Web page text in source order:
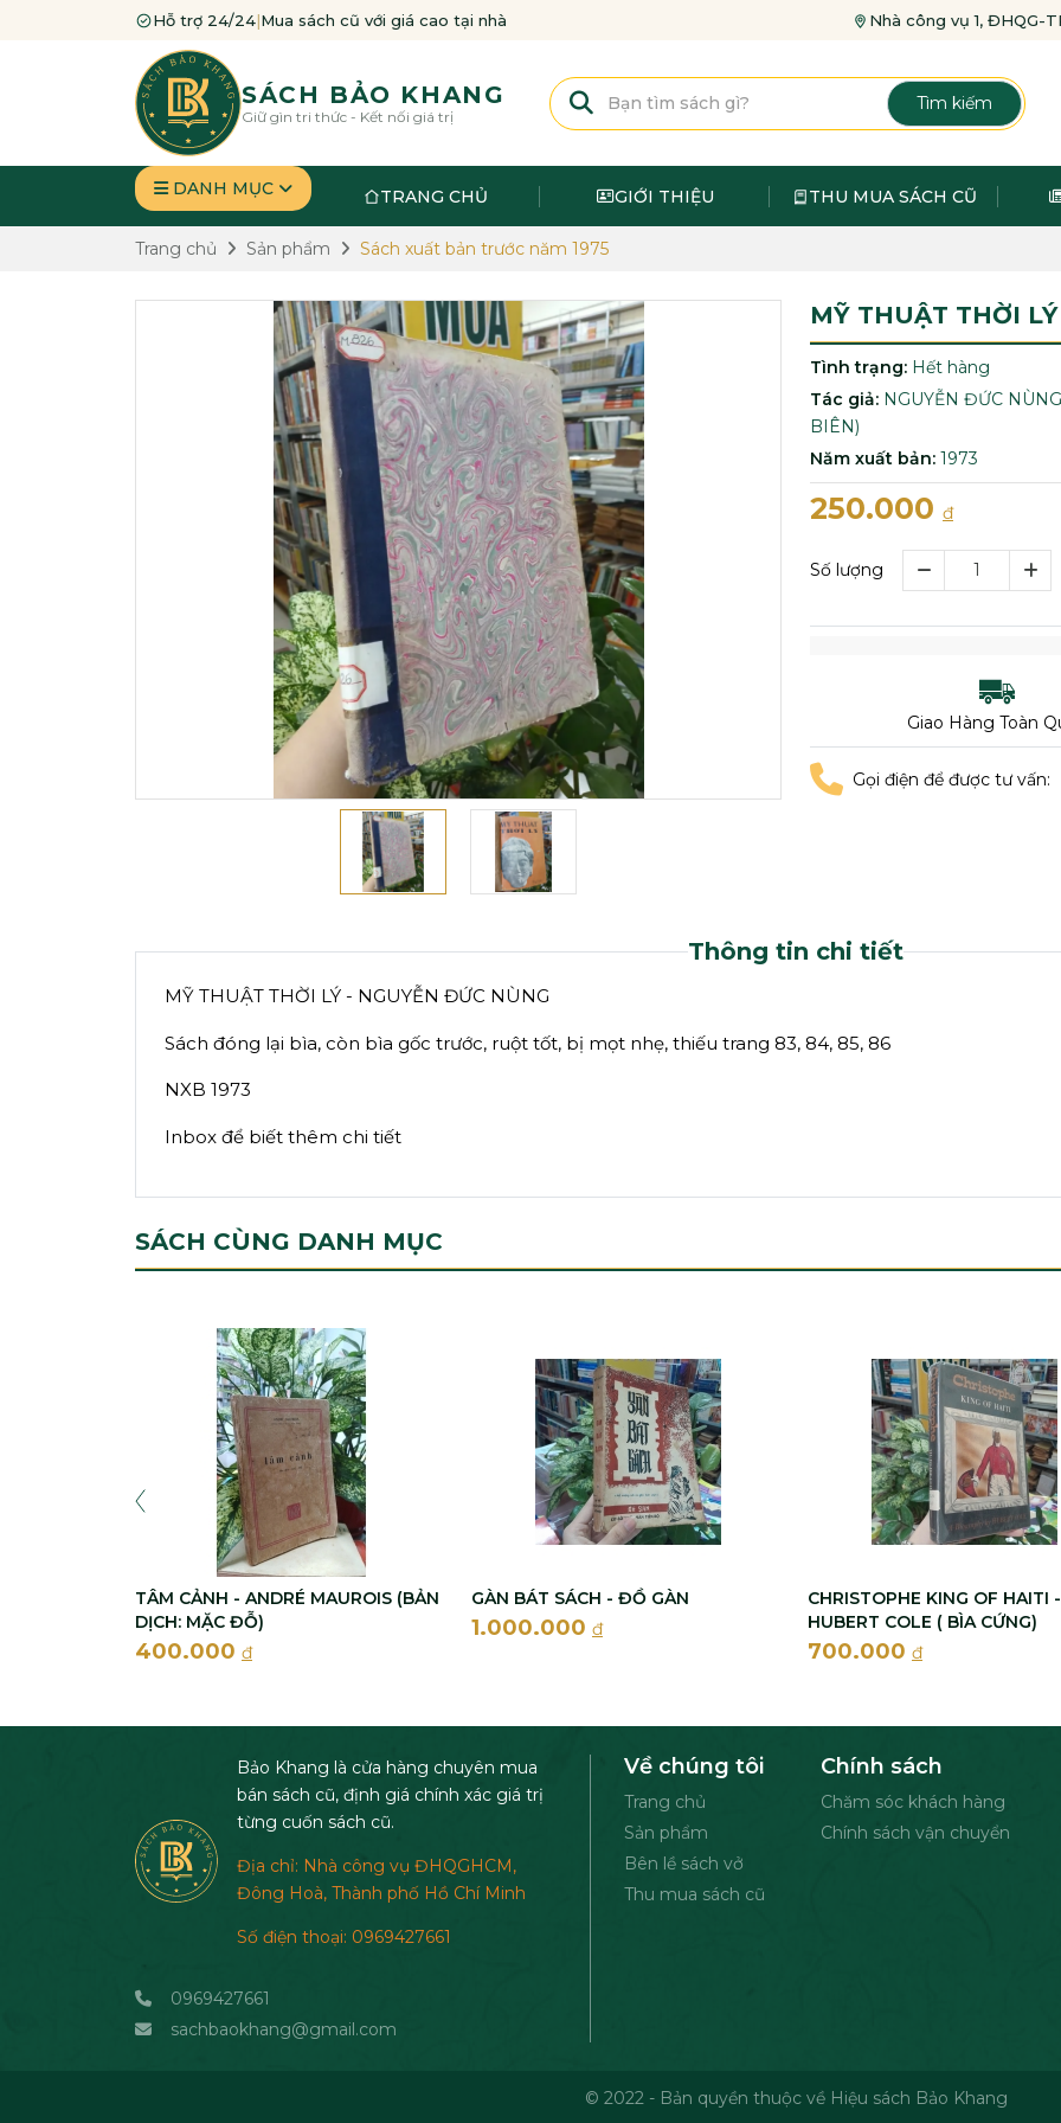
Hỗ trợ 24/24|Mua sách cũ với giá cao tại nhà Nhà công vụ 1, ĐHQG-
SÁCH BẢO KHANG
Giữ gìn tri thức - Kết nối giá trị
Tìm kiếm
DANH MỤC TRANG CHỦ GIỚI THIỆU THU MUA SÁCH CŨ
Trang chủ Sản phẩm Sách xuất bản trước năm 1975
MỸ THUẬT THỜI
Tình trạng: Hết hàng
Tác giả: NGUYỄN ĐỨC
BIÊN)
Năm xuất bản: 1973
250.000 đ
Số lượng
Giao Hàng Toàn
Gọi điện để được tư vấn:
Thông tin chi tiết
MỸ THUẬT THỜI LÝ - NGUYỄN ĐỨC NÙNG
Sách đóng lại bìa, còn bìa gốc trước, ruột tốt, bị mọt nhẹ, thiếu trang 83, 84, 85, 86
NXB 1973
Inbox để biết thêm chi tiết
SÁCH CÙNG DANH MỤC
TÂM CẢNH - ANDRÉ MAUROIS (BẢN
DỊCH: MẶC ĐỖ)
400.000 đ
GÀN BÁT SÁCH - ĐỒ GÀN
1.000.000 đ
CHRISTOPHE KING OF HAITI -
HUBERT COLE ( BÌA CỨNG)
700.000 đ
Bảo Khang là cửa hàng chuyên mua
bán sách cũ, định giá chính xác giá trị
từng cuốn sách cũ.
Địa chỉ: Nhà công vụ ĐHQGHCM,
Đông Hoà, Thành phố Hồ Chí Minh
Số điện thoại: 0969427661
0969427661
sachbaokhang@gmail.com
Về chúng tôi
Trang chủ
Sản phẩm
Bên lề sách vở
Thu mua sách cũ
Chính sách
Chăm sóc khách hàng
Chính sách vận chuyển
© 2022 - Bản quyền thuộc về Hiệu sách Bảo Khang